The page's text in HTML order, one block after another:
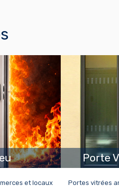
et locaux
Porte
Portes vitrées